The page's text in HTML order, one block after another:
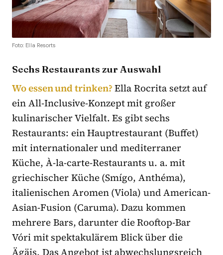
Foto: Ella Resorts
Sechs Restaurants zur Auswahl
Wo essen und trinken?Ella Rocrita setzt auf
ein All-Inclusive-Konzept mit großer
kulinarischer Vielfalt. Es gibt sechs
Restaurants: ein Hauptrestaurant (Buffet)
mit internationaler und mediterraner
Küche, À-la-carte-Restaurants u. a. mit
griechischer Küche (Smígo, Anthéma),
italienischen Aromen (Viola) und American-
Asian-Fusion (Caruma). Dazu kommen
mehrere Bars, darunter die Rooftop-Bar
Vóri mit spektakulärem Blick über die
Ägäis. Das Angebot ist abwechslungsreich